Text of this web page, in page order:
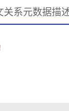
关系元数据描